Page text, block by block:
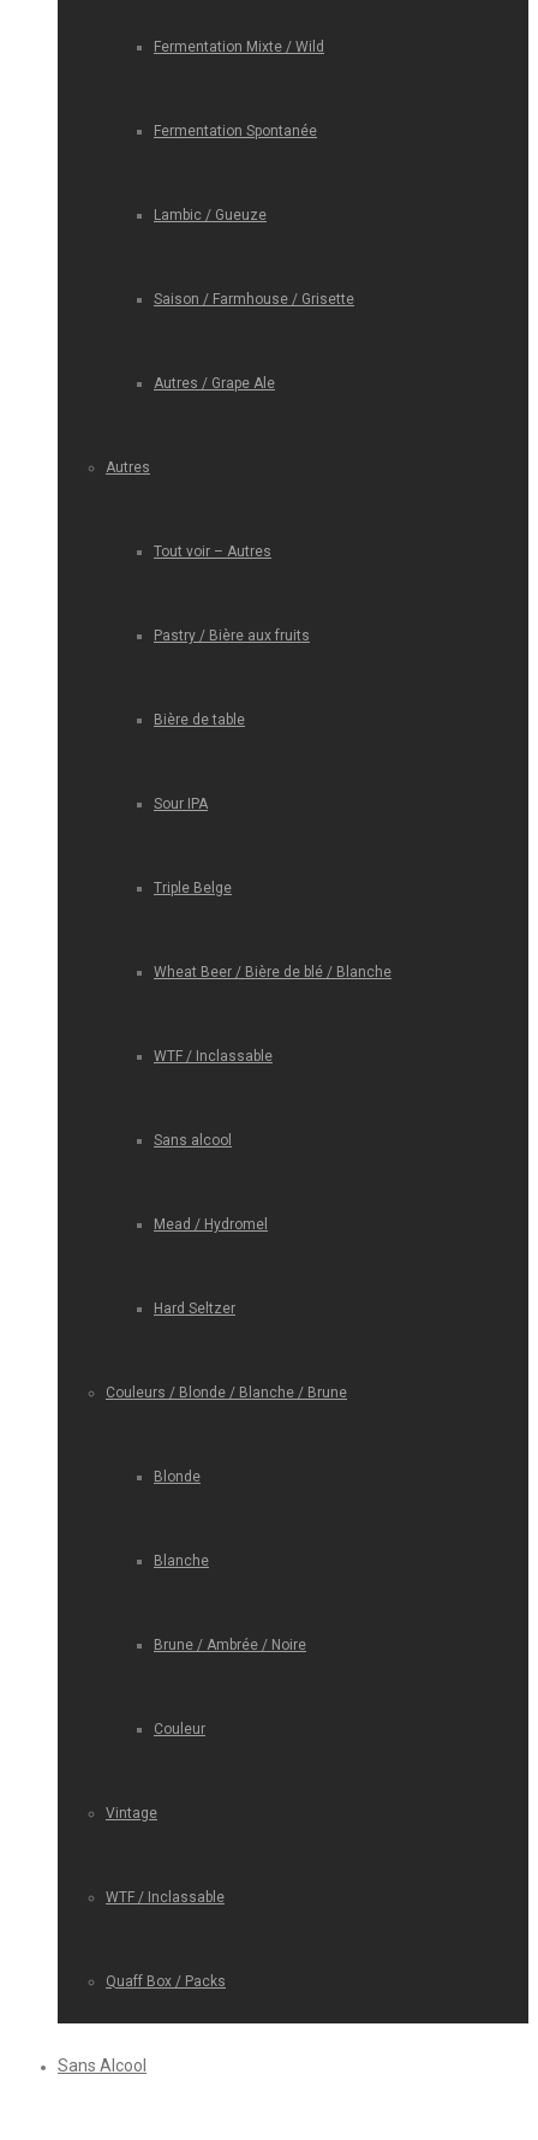
Fermentation Mixte / Wild
Fermentation Spontanée
Lambic / Gueuze
Saison / Farmhouse / Grisette
Autres / Grape Ale
Autres
Tout voir – Autres
Pastry / Bière aux fruits
Bière de table
Sour IPA
Triple Belge
Wheat Beer / Bière de blé / Blanche
WTF / Inclassable
Sans alcool
Mead / Hydromel
Hard Seltzer
Couleurs / Blonde / Blanche / Brune
Blonde
Blanche
Brune / Ambrée / Noire
Couleur
Vintage
WTF / Inclassable
Quaff Box / Packs
Sans Alcool